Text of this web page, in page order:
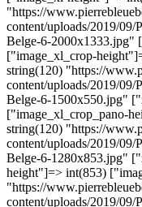
"https://
content/uploads/2019/09/
Belge-6-2000x1333.jpg"
["image_xl_crop-
string(120) "https://
content/uploads/2019/09/
Belge-6-1500x550.jpg"
["image_xl_crop_pano-
string(120) "https://
content/uploads/2019/09/
Belge-6-1280x853.jpg"
height"]=> int(853)
"https://
content/uploads/2019/09/